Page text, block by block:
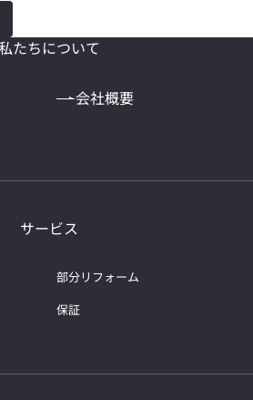
たちについて
会社概要
サービス
部分リフォーム
保証